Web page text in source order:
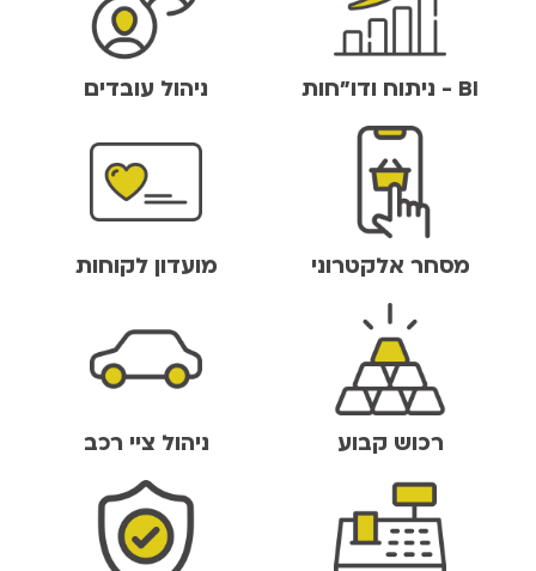
BI - ניתוח ודו"חות ניהול עובדים
מסחר אלקטרוני מועדון לקוחות
רכוש קבוע ניהול ציי רכב